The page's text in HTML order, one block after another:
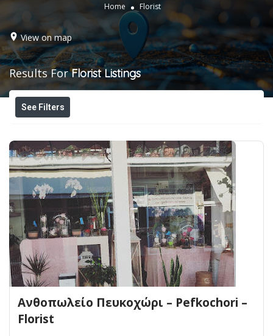
Home Florist
View on map
Results ForFlorist Listings
See Filters
Ανθοπωλείο Πευκοχώρι – Pefkochori –
Florist